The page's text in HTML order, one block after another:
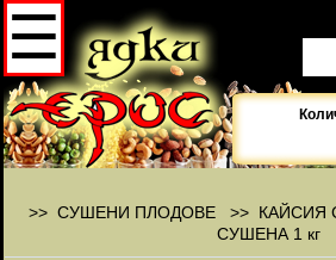
☰
>> СУШЕНИ ПЛОДОВЕ >> КАЙСИЯ
СУШЕНА 1 кг